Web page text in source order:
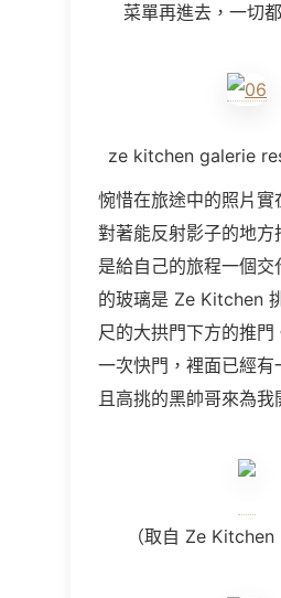
菜單再進去，一切
ze kitchen galerie
惋惜在旅途中的照片實
對著能反射影子的地方
是給自己的旅程一個交
的玻璃是 Ze Kitchen
尺的大拱門下方的推門
一次快門，裡面已經有
且高挑的黑帥哥來為我
（取自 Ze Kitchen